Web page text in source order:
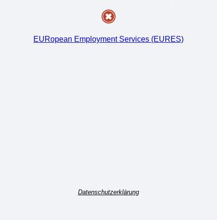
EURopean Employment Services (EURES)
Datenschutzerklärung